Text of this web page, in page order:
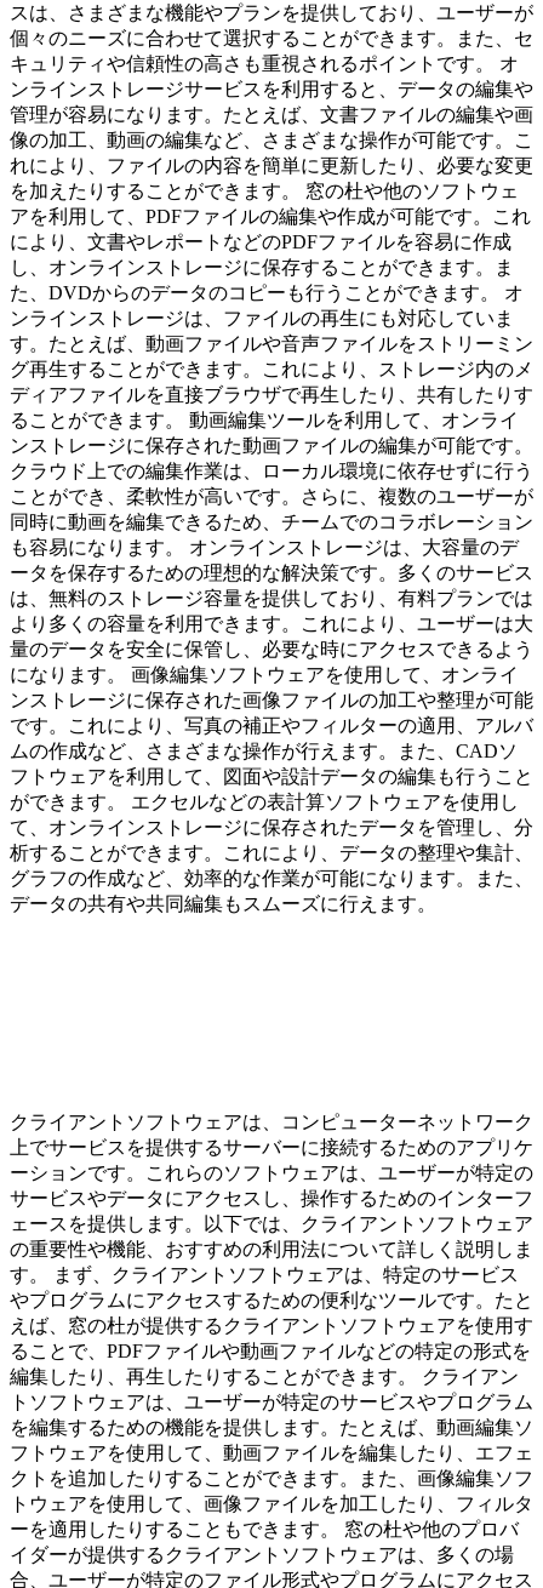
スは、さまざまな機能やプランを提供しており、ユーザーが
個々のニーズに合わせて選択することができます。また、セ
キュリティや信頼性の高さも重視されるポイントです。 オ
ンラインストレージサービスを利用すると、データの編集や
管理が容易になります。たとえば、文書ファイルの編集や画
像の加工、動画の編集など、さまざまな操作が可能です。こ
れにより、ファイルの内容を簡単に更新したり、必要な変更
を加えたりすることができます。 窓の杜や他のソフトウェ
アを利用して、PDFファイルの編集や作成が可能です。これ
により、文書やレポートなどのPDFファイルを容易に作成
し、オンラインストレージに保存することができます。ま
た、DVDからのデータのコピーも行うことができます。 オ
ンラインストレージは、ファイルの再生にも対応していま
す。たとえば、動画ファイルや音声ファイルをストリーミン
グ再生することができます。これにより、ストレージ内のメ
ディアファイルを直接ブラウザで再生したり、共有したりす
ることができます。 動画編集ツールを利用して、オンライ
ンストレージに保存された動画ファイルの編集が可能です。
クラウド上での編集作業は、ローカル環境に依存せずに行う
ことができ、柔軟性が高いです。さらに、複数のユーザーが
同時に動画を編集できるため、チームでのコラボレーション
も容易になります。 オンラインストレージは、大容量のデ
ータを保存するための理想的な解決策です。多くのサービス
は、無料のストレージ容量を提供しており、有料プランでは
より多くの容量を利用できます。これにより、ユーザーは大
量のデータを安全に保管し、必要な時にアクセスできるよう
になります。 画像編集ソフトウェアを使用して、オンライ
ンストレージに保存された画像ファイルの加工や整理が可能
です。これにより、写真の補正やフィルターの適用、アルバ
ムの作成など、さまざまな操作が行えます。また、CADソ
フトウェアを利用して、図面や設計データの編集も行うこと
ができます。 エクセルなどの表計算ソフトウェアを使用し
て、オンラインストレージに保存されたデータを管理し、分
析することができます。これにより、データの整理や集計、
グラフの作成など、効率的な作業が可能になります。また、
データの共有や共同編集もスムーズに行えます。
クライアントソフトウェアは、コンピューターネットワーク
上でサービスを提供するサーバーに接続するためのアプリケ
ーションです。これらのソフトウェアは、ユーザーが特定の
サービスやデータにアクセスし、操作するためのインターフ
ェースを提供します。以下では、クライアントソフトウェア
の重要性や機能、おすすめの利用法について詳しく説明しま
す。 まず、クライアントソフトウェアは、特定のサービス
やプログラムにアクセスするための便利なツールです。たと
えば、窓の杜が提供するクライアントソフトウェアを使用す
ることで、PDFファイルや動画ファイルなどの特定の形式を
編集したり、再生したりすることができます。 クライアン
トソフトウェアは、ユーザーが特定のサービスやプログラム
を編集するための機能を提供します。たとえば、動画編集ソ
フトウェアを使用して、動画ファイルを編集したり、エフェ
クトを追加したりすることができます。また、画像編集ソフ
トウェアを使用して、画像ファイルを加工したり、フィルタ
ーを適用したりすることもできます。 窓の杜や他のプロバ
イダーが提供するクライアントソフトウェアは、多くの場
合、ユーザーが特定のファイル形式やプログラムにアクセス